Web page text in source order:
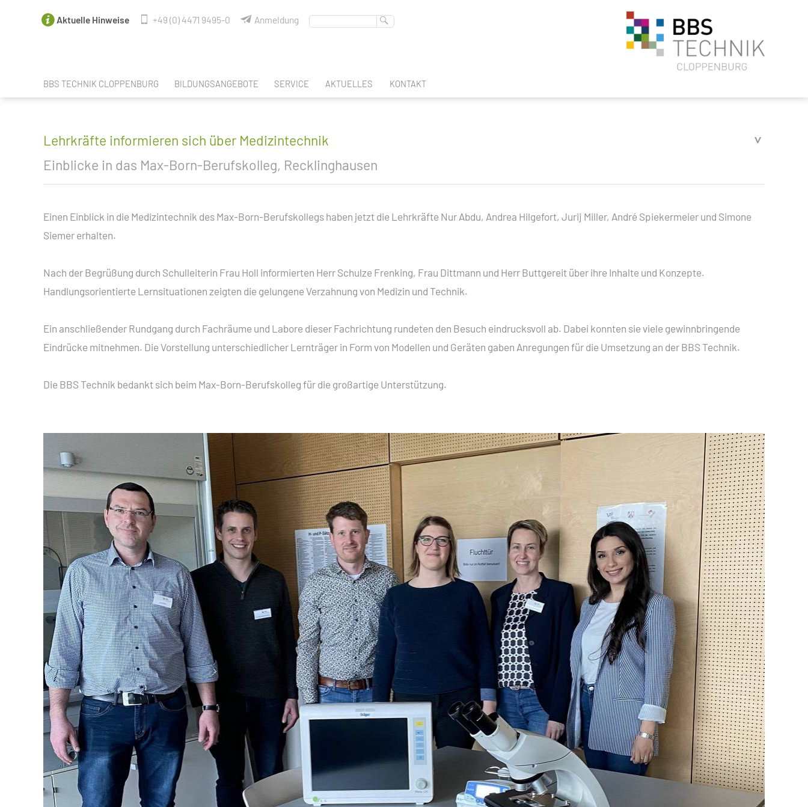
Aktuelle Hinweise +49 (0) 4471 9495-0 Anmeldung
BBS TECHNIK CLOPPENBURG
SCHÜLERAUSTAUSCH
BILDUNGSANGEBOTE
FACHOBERSCHULE KLASSE 12
ZWEIJÄHRIGE BERUFSQUALIFIZIERENDE
BERUFSFACHSCHULE
BERUFLICHES GYMNASIUM TECHNIK
SERVICE
SCHULORDNUNG
ELTERN- UND AUSBILDERSPRECHTAG
BAUWAS
AKTUELLES KONTAKT
Lehrkräfte informieren sich über Medizintechnik
Einblicke in das Max-Born-Berufskolleg, Recklinghausen
Einen Einblick in die Medizintechnik des Max-Born-Berufskollegs haben jetzt die Lehrkräfte Nur Abdu, Andrea Hilgefort, Jurij Miller, André Spiekermeier und Simone
Siemer erhalten.
Nach der Begrüßung durch Schulleiterin Frau Holl informierten Herr Schulze Frenking, Frau Dittmann und Herr Buttgereit über ihre Inhalte und Konzepte.
Handlungsorientierte Lernsituationen zeigten die gelungene Verzahnung von Medizin und Technik.
Ein anschließender Rundgang durch Fachräume und Labore dieser Fachrichtung rundeten den Besuch eindrucksvoll ab. Dabei konnten sie viele gewinnbringende
Eindrücke mitnehmen. Die Vorstellung unterschiedlicher Lernträger in Form von Modellen und Geräten gaben Anregungen für die Umsetzung an der BBS Technik.
Die BBS Technik bedankt sich beim Max-Born-Berufskolleg für die großartige Unterstützung.